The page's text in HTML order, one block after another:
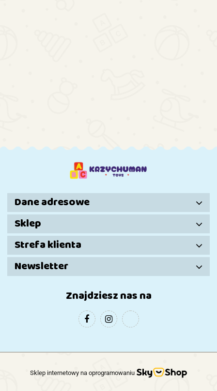
Dane adresowe
Sklep
Strefa klienta
Newsletter
Znajdziesz nas na
Sklep internetowy na oprogramowaniu